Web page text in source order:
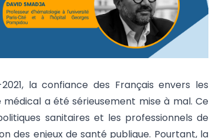
la confiance des Français envers les
a été sérieusement mise à mal. Ce
sanitaires et les professionnels de
des enjeux de santé publique. Pourtant, la